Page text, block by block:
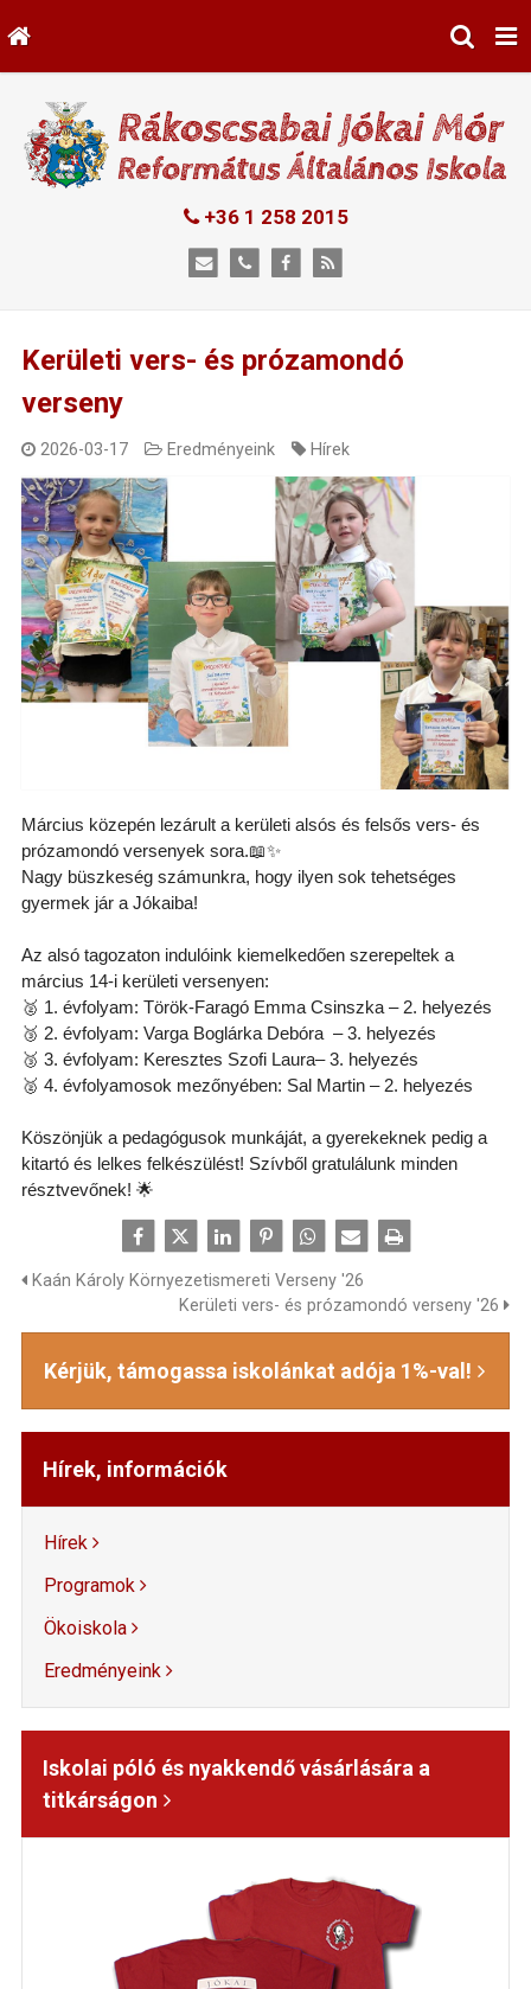
+36 1 258 2015
Kerületi vers- és prózamondó
verseny
2026-03-17 Eredményeink Hírek
Március közepén lezárult a kerületi alsós és felsős vers- és
prózamondó versenyek sora.📖✨
Nagy büszkeség számunkra, hogy ilyen sok tehetséges
gyermek jár a Jókaiba!
Az alsó tagozaton indulóink kiemelkedően szerepeltek a
március 14-i kerületi versenyen:
🥈 1. évfolyam: Török-Faragó Emma Csinszka – 2. helyezés
🥉 2. évfolyam: Varga Boglárka Debóra – 3. helyezés
🥉 3. évfolyam: Keresztes Szofi Laura– 3. helyezés
🥈 4. évfolyamosok mezőnyében: Sal Martin – 2. helyezés
Köszönjük a pedagógusok munkáját, a gyerekeknek pedig a
kitartó és lelkes felkészülést! Szívből gratulálunk minden
résztvevőnek! 🌟
Kaán Károly Környezetismereti Verseny '26
Kerületi vers- és prózamondó verseny '26
Kérjük, támogassa iskolánkat adója 1%-val!
Hírek, információk
Hírek
Programok
Ökoiskola
Eredményeink
Iskolai póló és nyakkendő vásárlására a
titkárságon